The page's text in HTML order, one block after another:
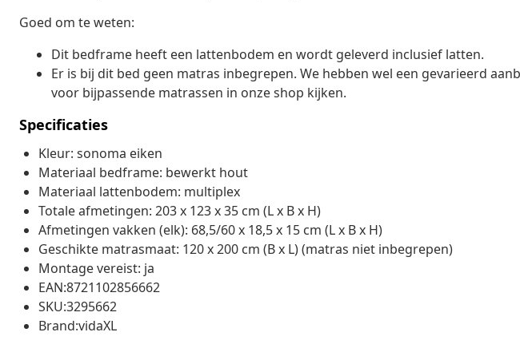
Goed om te weten:
Dit bedframe heeft een lattenbodem en wordt geleverd inclusief latten.
Er is bij dit bed geen matras inbegrepen. We hebben wel een gevarieerd
voor bijpassende matrassen in onze shop kijken.
Specificaties
Kleur: sonoma eiken
Materiaal bedframe: bewerkt hout
Materiaal lattenbodem: multiplex
Totale afmetingen: 203 x 123 x 35 cm (L x B x H)
Afmetingen vakken (elk): 68,5/60 x 18,5 x 15 cm (L x B x H)
Geschikte matrasmaat: 120 x 200 cm (B x L) (matras niet inbegrepen)
Montage vereist: ja
EAN:8721102856662
SKU:3295662
Brand:vidaXL